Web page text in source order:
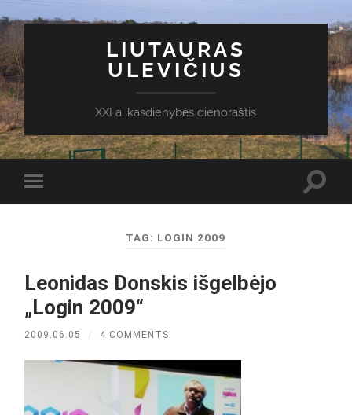
LIUTAURAS
ULEVIČIUS
XXI a. kasdienybės dienoraštis
Toggle
mobile
TAG: LOGIN 2009
Leonidas Donskis išgelbėjo
„Login 2009“
2009.06.05 / 4 COMMENTS